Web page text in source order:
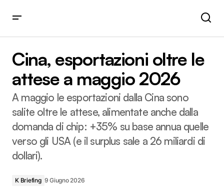
Cina, esportazioni oltre le
attese a maggio 2026
A maggio le esportazioni dalla Cina sono
salite oltre le attese, alimentate anche dalla
domanda di chip: +35% su base annua quelle
verso gli USA (e il surplus sale a 26 miliardi di
dollari).
K Briefing 9 Giugno 2026